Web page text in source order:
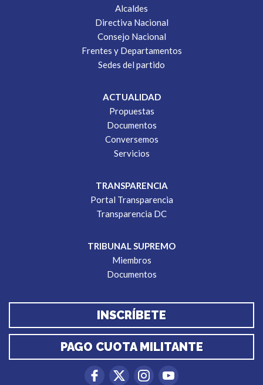
Alcaldes
Directiva Nacional
Consejo Nacional
Frentes y Departamentos
Sedes del partido
ACTUALIDAD
Propuestas
Documentos
Conversemos
Servicios
TRANSPARENCIA
Portal Transparencia
Transparencia DC
TRIBUNAL SUPREMO
Miembros
Documentos
INSCRÍBETE
PAGO CUOTA MILITANTE